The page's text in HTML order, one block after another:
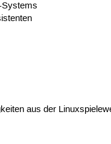
Systems
aus der